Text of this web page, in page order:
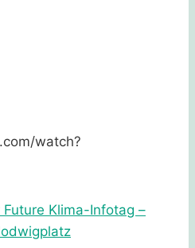
watch?
Future Klima-Infotag –